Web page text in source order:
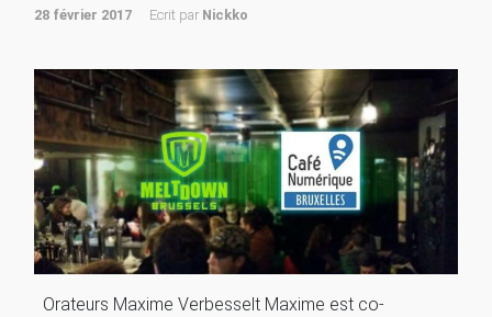
28 février 2017 Ecrit par Nickko
Orateurs Maxime Verbesselt Maxime est co-